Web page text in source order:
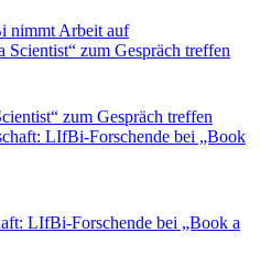
nimmt Arbeit auf
zum Gespräch treffen
LIfBi-Forschende bei „Book a